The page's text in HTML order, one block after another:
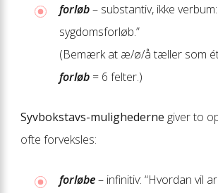
forløb– substantiv, ikke
sygdomsforløb.”
(Bemærk at æ/ø/å tæller som
forløb = 6 felter.)
Syvbokstavs-mulighederne giver to
ofte forveksles:
forløbe– infinitiv: “Hvordan vil